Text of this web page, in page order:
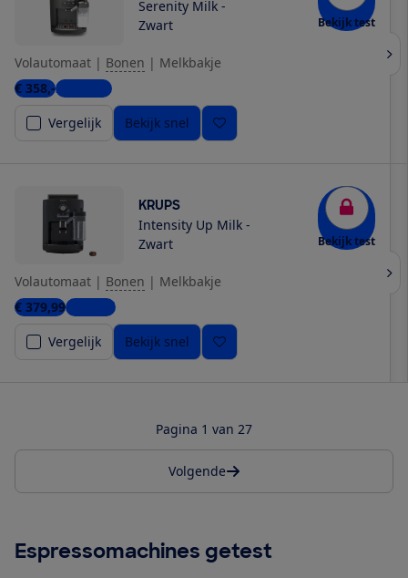
Serenity Milk -
Zwart
Bekijk test
Volautomaat | Bonen | Melkbakje
€ 358,-2 winkels
Vergelijk
Bekijk snel
KRUPS
Intensity Up Milk -
Zwart
Bekijk test
Volautomaat | Bonen | Melkbakje
€ 379,991 winkel
Vergelijk
Bekijk snel
Pagina 1 van 27
Volgende
Espressomachines getest